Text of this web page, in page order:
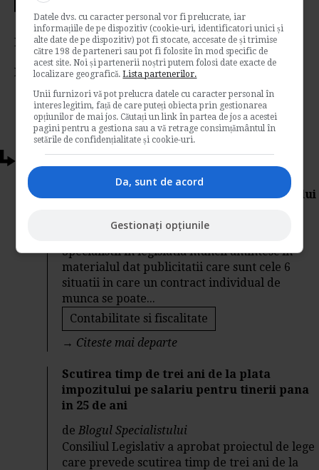
Rating:
Nota:5din1voturi
Articole conexe
Suspendarea CIM din initiativa salariatului
Adela Simonescu
Specialistii in legislatia muncii amintesc in
materialul dat publicitatii care sunt cele 6
situatii in care un contract individual de
munca se poate...
Contabilitate si fiscalitate
→ Citeste mai departe
Scutirea timp de trei ani de la plata
impozitului pe salariu pentru tinerii pana
in 25 de ani
deBlogul Specialistului
Consiliul Legislativ a aprobat proiectul de lege
care prevede scutirea timp de trei ani de la
Datele dvs. cu caracter personal vor fi prelucrate, iar
informațiile de pe dispozitiv (cookie-uri, identificatori unici și
alte date de pe dispozitiv) pot fi stocate, accesate de și trimise
către 198 de parteneri sau pot fi folosite în mod specific de
acest site. Noi și partenerii noștri putem folosi date exacte de
localizare geografică.Lista partenerilor.
Unii furnizori vă pot prelucra datele cu caracter personal în
interes legitim, față de care puteți obiecta prin gestionarea
opțiunilor de mai jos. Căutați un link în partea de jos a acestei
pagini pentru a gestiona sau a vă retrage consimțământul în
setările de confidențialitate și cookie-uri.
Da, sunt de acord
Gestionați opțiunile